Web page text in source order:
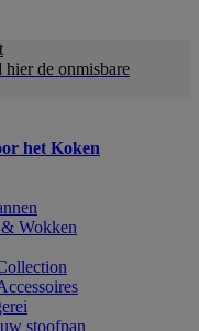
de onmisbare
het Koken
Wokken
stoofpan